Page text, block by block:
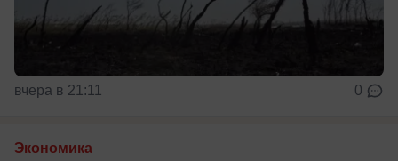
вчера в 21:11 0
Экономика